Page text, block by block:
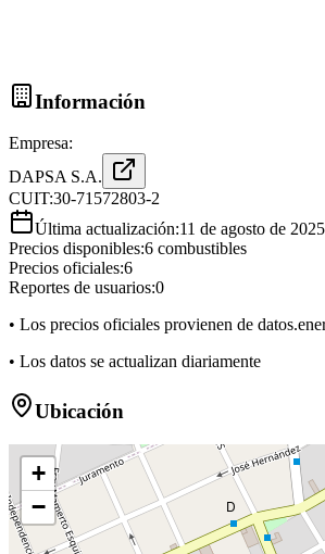
Información
Empresa:
DAPSA S.A.
CUIT:30-71572803-2
Última actualización:11 de agosto de 2025
Precios disponibles:6 combustibles
Precios oficiales:6
Reportes de usuarios:0
• Los precios oficiales provienen de
• Los datos se actualizan diariamente
Ubicación
D
+
−